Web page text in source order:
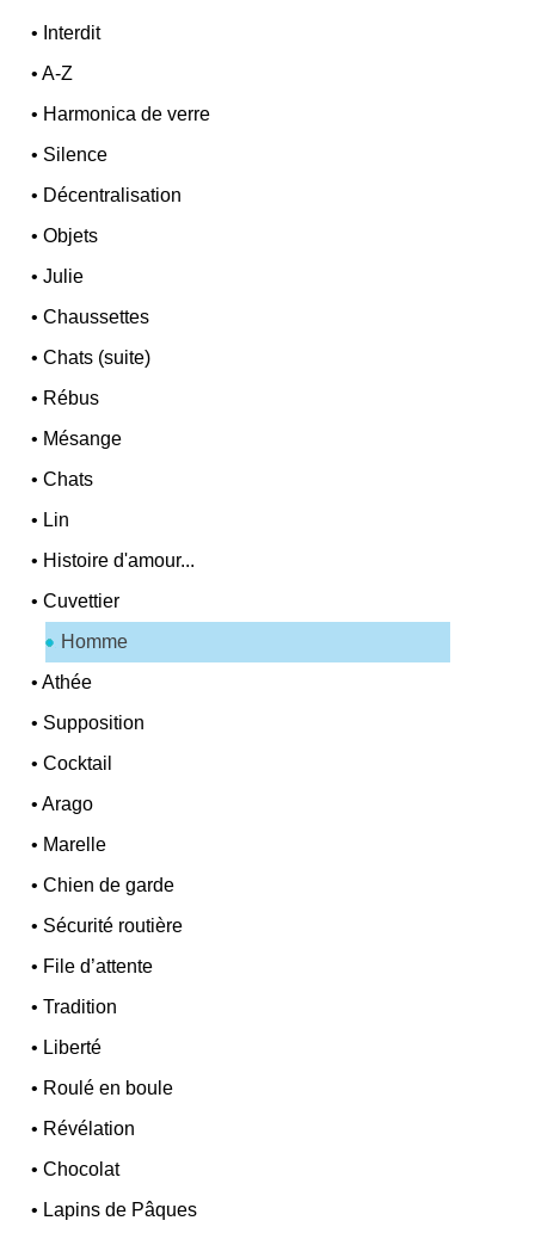
• Interdit
•A-Z
• Harmonica de verre
• Silence
• Décentralisation
•Objets
•Julie
•Chaussettes
•Chats (suite)
• Rébus
• Mésange
•Chats
• Lin
• Histoire d'amour...
•Cuvettier
Homme
•Athée
• Supposition
•Cocktail
•Arago
• Marelle
•Chien de garde
• Sécurité routière
• File d’attente
•Tradition
• Liberté
• Roulé en boule
• Révélation
•Chocolat
• Lapins de Pâques